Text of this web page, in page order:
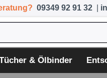
09349 92 91 32
& Ölbinder